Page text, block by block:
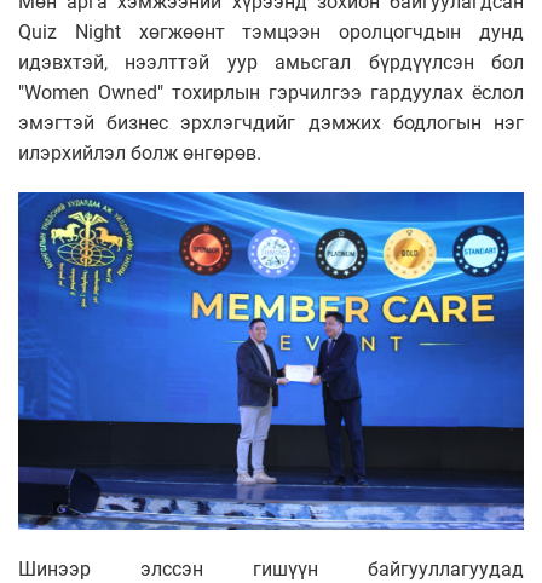
Quiz Night хөгжөөнт тэмцээн оролцогчдын дунд
идэвхтэй, нээлттэй уур амьсгал бүрдүүлсэн бол
"Women Owned" тохирлын гэрчилгээ гардуулах ёслол
эмэгтэй бизнес эрхлэгчдийг дэмжих бодлогын нэг
илэрхийлэл болж өнгөрөв.
Шинээр элссэн гишүүн байгууллагуудад